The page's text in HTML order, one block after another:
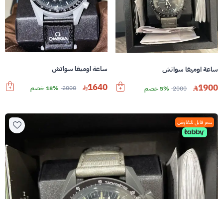
ساعة اوميغا سواتش
1900
2000 5% خصم
ساعة اوميغا سواتش
1640
2000 18% خصم
سعر قابل للتفاوض